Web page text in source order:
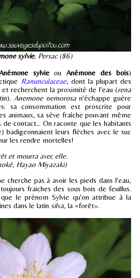
sylvie, Persac (86)
sylvieouAnémone des bois)
Ranunculaceae, dont la plupart des
et recherchent la proximité de l'eau (rena
Anemone nemorosa n'échappe guère
sa consommation est proscrite pour
animaux, sa sève fraîche pouvant même
contact... On raconte que les habitants
badigeonnaient leurs flèches avec le suc
les rendre mortelles!
et mourra avec elle.
Hayao Miyazaki)
cherche pas à avoir les pieds dans l'eau,
fraiches des sous bois de feuillus.
que le prénom Sylvie qu'on attribue à la
dans le latin silva, la «forêt».